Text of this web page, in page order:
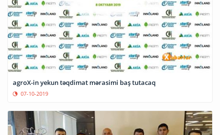
agroX-in yekun təqdimat mərasimi baş tutacaq
07-10-2019